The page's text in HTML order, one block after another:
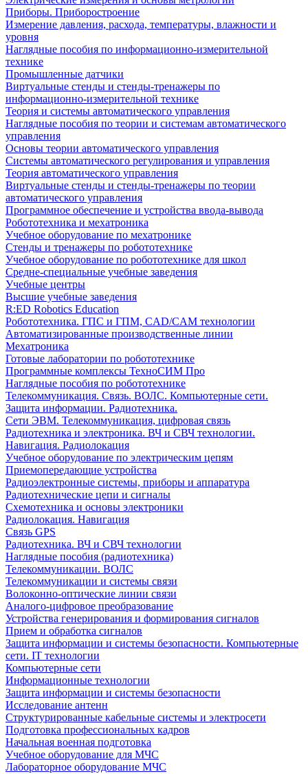
Приборы. Приборостроение
Измерение давления, расхода, температуры, влажности и
уровня
Наглядные пособия по информационно-измерительной
технике
Промышленные датчики
Виртуальные стенды и стенды-тренажеры по
информационно-измерительной технике
Теория и системы автоматического управления
Наглядные пособия по теории и системам автоматического
управления
Основы теории автоматического управления
Системы автоматического регулирования и управления
Теория автоматического управления
Виртуальные стенды и стенды-тренажеры по теории
автоматического управления
Программное обеспечение и устройства ввода-вывода
Робототехника и мехатроника
Учебное оборудование по мехатронике
Стенды и тренажеры по робототехнике
Учебное оборудование по робототехнике для школ
Средне-специальные учебные заведения
Учебные центры
Высшие учебные заведения
R:ED Robotics Education
Робототехника. ГПС и ГПМ, CAD/CAM технологии
Автоматизированные производственные линии
Мехатроника
Готовые лаборатории по робототехнике
Программные комплексы ТехноСИМ Про
Наглядные пособия по робототехнике
Телекоммуникация. Связь. ВОЛС. Компьютерные сети.
Защита информации. Радиотехника.
Сети ЭВМ. Телекоммуникация, цифровая связь
Радиотехника и электроника. ВЧ и СВЧ технологии.
Навигация. Радиолокация
Учебное оборудование по электрическим цепям
Приемопередающие устройства
Радиоэлектронные системы, приборы и аппаратура
Радиотехнические цепи и сигналы
Схемотехника и основы электроники
Радиолокация. Навигация
Связь GPS
Радиотехника. ВЧ и СВЧ технологии
Наглядные пособия (радиотехника)
Телекоммуникации. ВОЛС
Телекоммуникации и системы связи
Волоконно-оптические линии связи
Аналого-цифровое преобразование
Устройства генерирования и формирования сигналов
Прием и обработка сигналов
Защита информации и системы безопасности. Компьютерные
сети. IT технологии
Компьютерные сети
Информационные технологии
Защита информации и системы безопасности
Исследование антенн
Структурированные кабельные системы и электросети
Подготовка профессиональных кадров
Начальная военная подготовка
Учебное оборудование для МЧС
Лабораторное оборудование МЧС